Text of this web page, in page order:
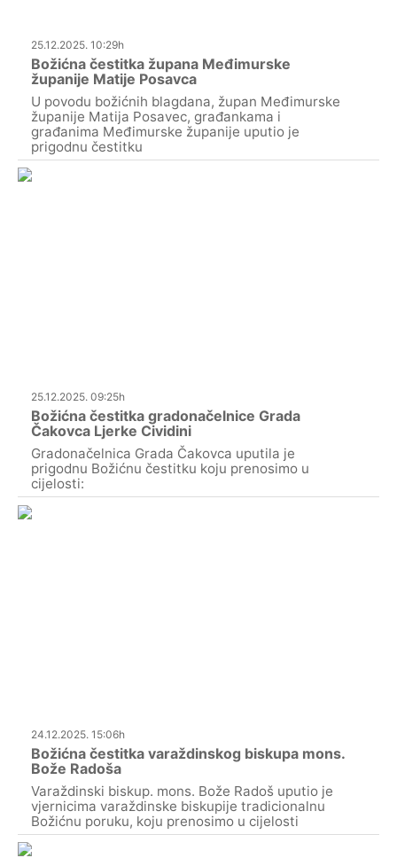
25.12.2025. 10:29h
Božićna čestitka župana Međimurske
županije Matije Posavca
U povodu božićnih blagdana, župan Međimurske
županije Matija Posavec, građankama i
građanima Međimurske županije uputio je
prigodnu čestitku
25.12.2025. 09:25h
Božićna čestitka gradonačelnice Grada
Čakovca Ljerke Cividini
Gradonačelnica Grada Čakovca uputila je
prigodnu Božićnu čestitku koju prenosimo u
cijelosti:
24.12.2025. 15:06h
Božićna čestitka varaždinskog biskupa mons.
Bože Radoša
Varaždinski biskup. mons. Bože Radoš uputio je
vjernicima varaždinske biskupije tradicionalnu
Božićnu poruku, koju prenosimo u cijelosti